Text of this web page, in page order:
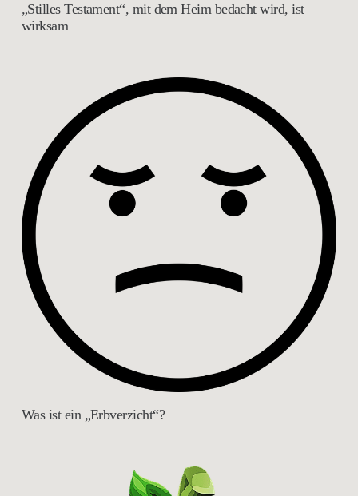
„Stilles Testament“, mit dem Heim bedacht wird, ist
wirksam
Was ist ein „Erbverzicht“?